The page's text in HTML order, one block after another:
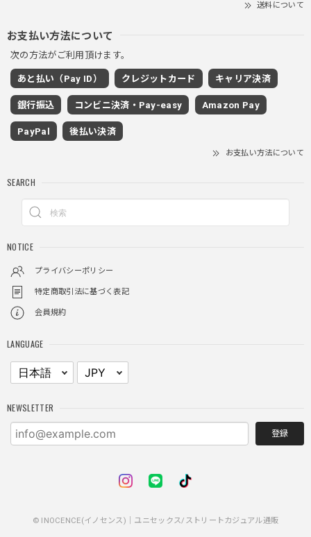
グレー/M
2025/11/28
着心地もいいしカジュアル味が出ていい
リティ
る。特に腕周りがいい感じ。
NCLLW ホイッスルネックレス / NCLLW Whistle Necklace
2025/11/28
送料について
お支払い方法について
次の方法がご利用頂けます。
あと払い（Pay ID） クレジットカード キャリア決済
銀行振込 コンビニ決済・Pay-easy Amazon Pay
PayPal 後払い決済
お支払い方法について
SEARCH
NOTICE
プライバシーポリシー
特定商取引法に基づく表記
会員規約
LANGUAGE
NEWSLETTER
登録
© INOCENCE(イノセンス)｜ユニセックス/ストリートカジュアル通販